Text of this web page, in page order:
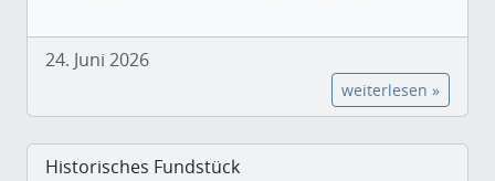
24. Juni 2026
weiterlesen »
Historisches Fundstück